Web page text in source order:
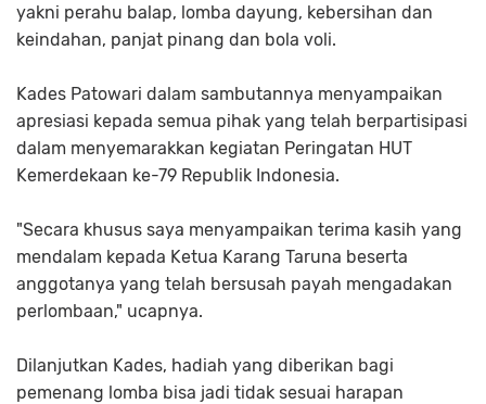
yakni perahu balap, lomba dayung, kebersihan dan
keindahan, panjat pinang dan bola voli.
Kades Patowari dalam sambutannya menyampaikan
apresiasi kepada semua pihak yang telah berpartisipasi
dalam menyemarakkan kegiatan Peringatan HUT
Kemerdekaan ke-79 Republik Indonesia.
"Secara khusus saya menyampaikan terima kasih yang
mendalam kepada Ketua Karang Taruna beserta
anggotanya yang telah bersusah payah mengadakan
perlombaan," ucapnya.
Dilanjutkan Kades, hadiah yang diberikan bagi
pemenang lomba bisa jadi tidak sesuai harapan